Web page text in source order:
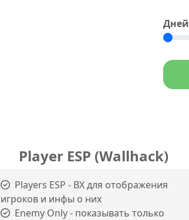
Дней
Player ESP (Wallhack)
Players ESP - ВХ для отображения
игроков и инфы о них
Enemy Only - показывать только